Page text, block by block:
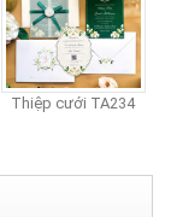
Thiệp cưới TA234